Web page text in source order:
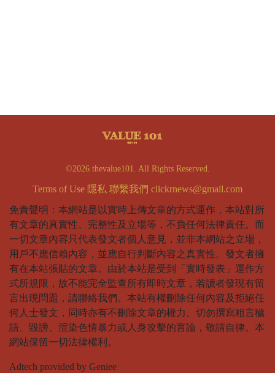
©2026 thevalue101. All Rights Reserved.
Terms of Use 隱私 聯繫我們 clickrnews@gmail.com
免責聲明：本網站是以實時上傳文章的方式運作，本站對所
有文章的真實性、完整性及立場等，不負任何法律責任。而
一切文章內容只代表發文者個人意見，並非本網站之立場，
用戶不應信賴內容，並應自行判斷內容之真實性。發文者擁
有在本站張貼的文章。由於本站是受到「實時發表」運作方
式所規限，故不能完全監查所有即時文章，若讀者發現有留
言出現問題，請聯絡我們。本站有權刪除任何內容及拒絕任
何人士發文，同時亦有不刪除文章的權力。切勿撰寫粗言穢
語、毀謗、渲染色情暴力或人身攻擊的言論，敬請自律。本
網站保留一切法律權利。
Adtech provided by Geniee